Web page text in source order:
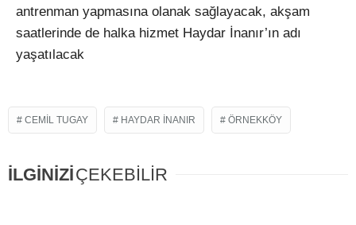
antrenman yapmasına olanak sağlayacak, akşam
saatlerinde de halka hizmet Haydar İnanır’ın adı
yaşatılacak
CEMIL TUGAY HAYDAR INANIR ÖRNEKKÖY
İLGİNİZİÇEKEBİLİR